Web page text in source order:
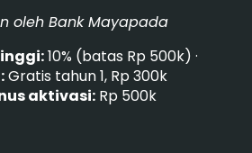
oleh Bank Mayapada
10% (batas Rp 500k) ·
Gratis tahun 1, Rp 300k
aktivasi:Rp 500k